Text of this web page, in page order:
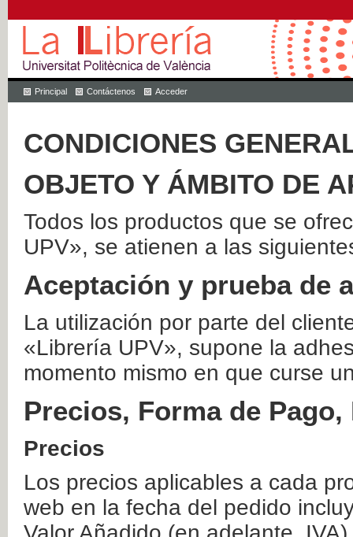
Principal Contáctenos Acceder
CONDICIONES
OBJETO Y ÁMBITO DE
Todos los productos que se
UPV», se atienen a las
Aceptación y prueba de
La utilización por parte del
«Librería UPV», supone la
momento mismo en que curse
Precios, Forma de
Precios
Los precios aplicables a cada
web en la fecha del pedido